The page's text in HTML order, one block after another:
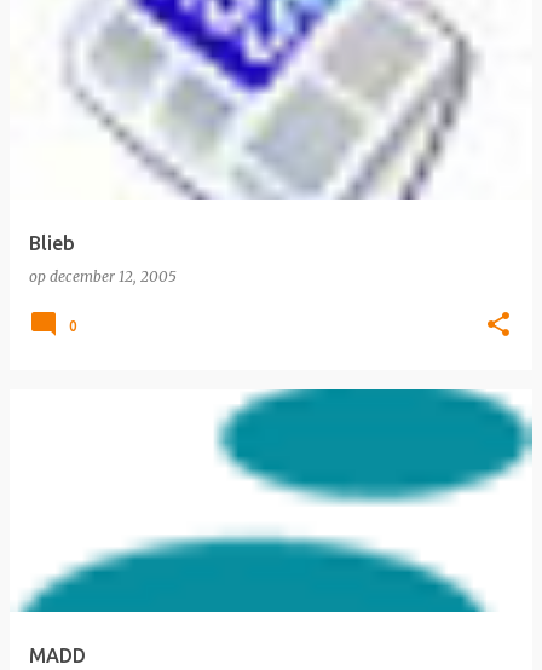
Blieb
op december 12, 2005
0
MADD